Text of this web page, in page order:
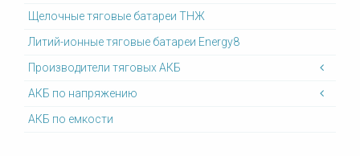
Щелочные тяговые батареи ТНЖ
Литий-ионные тяговые батареи Energy8
Производители тяговых АКБ
АКБ по напряжению
АКБ по емкости